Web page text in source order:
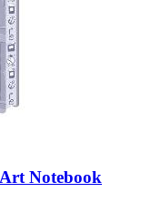
Notebook